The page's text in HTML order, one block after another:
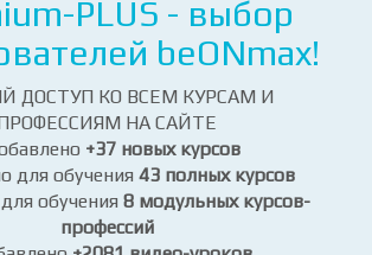
предложения!
PLUS - выбор
beONmax!
ДОСТУП КО ВСЕМ КУРСАМ И
ПРОФЕССИЯМ НА САЙТЕ
+37 новых курсов
для обучения